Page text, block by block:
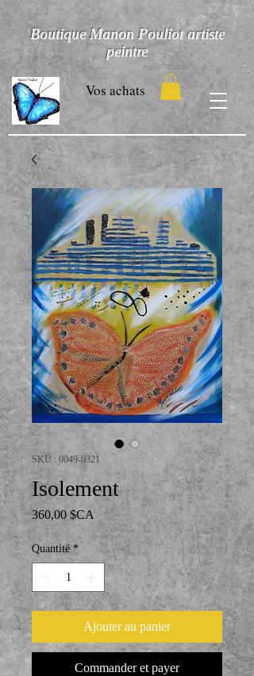
Boutique Manon Pouliot artiste
peintre
Vos achats
SKU : 0049-0321
Isolement
360,00 $CA Prix
Quantité *
Ajouter au panier
Commander et payer